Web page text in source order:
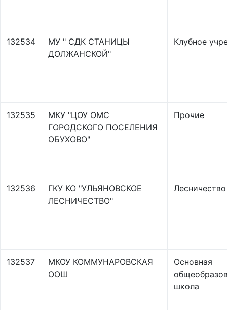
132534
МУ " СДК СТАНИЦЫ
ДОЛЖАНСКОЙ"
Клубное
132535
МКУ "ЦОУ ОМС
ГОРОДСКОГО ПОСЕЛЕНИЯ
ОБУХОВО"
Прочие
132536
ГКУ КО "УЛЬЯНОВСКОЕ
ЛЕСНИЧЕСТВО"
Лесничество
132537
МКОУ КОММУНАРОВСКАЯ
ООШ
Основная
школа